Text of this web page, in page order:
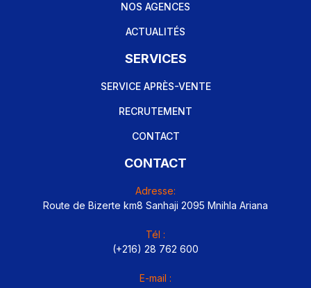
NOS AGENCES
ACTUALITÉS
SERVICES
SERVICE APRÈS-VENTE
RECRUTEMENT
CONTACT
CONTACT
Adresse:
Route de Bizerte km8 Sanhaji 2095 Mnihla Ariana
Tél :
(+216) 28 762 600
E-mail :